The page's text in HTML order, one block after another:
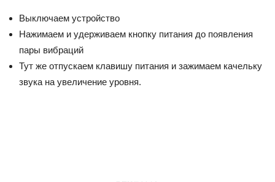
Выключаем устройство
Нажимаем и удерживаем кнопку питания до появления
пары вибраций
Тут же отпускаем клавишу питания и зажимаем качельку
звука на увеличение уровня.